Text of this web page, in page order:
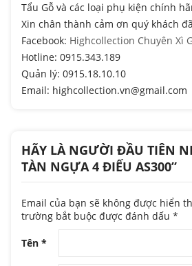
Tẩu Gỗ và các loại phụ kiện chính
Xin chân thành cảm ơn quý khách
Facebook: Highcollection Chuyên Xì
Hotline: 0915.343.189
Quản lý: 0915.18.10.10
Email: highcollection.vn@gmail.com
HÃY LÀ NGƯỜI ĐẦU TIÊN
TÀN NGỰA 4 ĐIẾU AS300”
Email của bạn sẽ không được hiển
trường bắt buộc được đánh dấu *
Tên *